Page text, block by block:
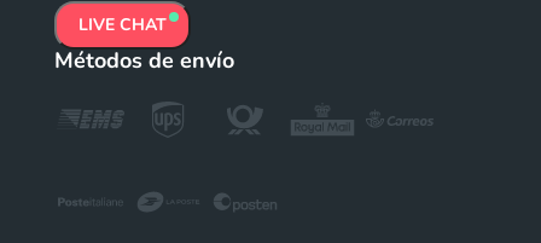
LIVE CHAT
Métodos de envío